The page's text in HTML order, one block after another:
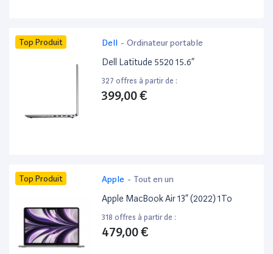
Top Produit Dell - Ordinateur portable
Dell Latitude 5520 15.6”
327 offres à partir de :
399,00 €
Top Produit Apple - Tout en un
Apple MacBook Air 13” (2022) 1To
318 offres à partir de :
479,00 €